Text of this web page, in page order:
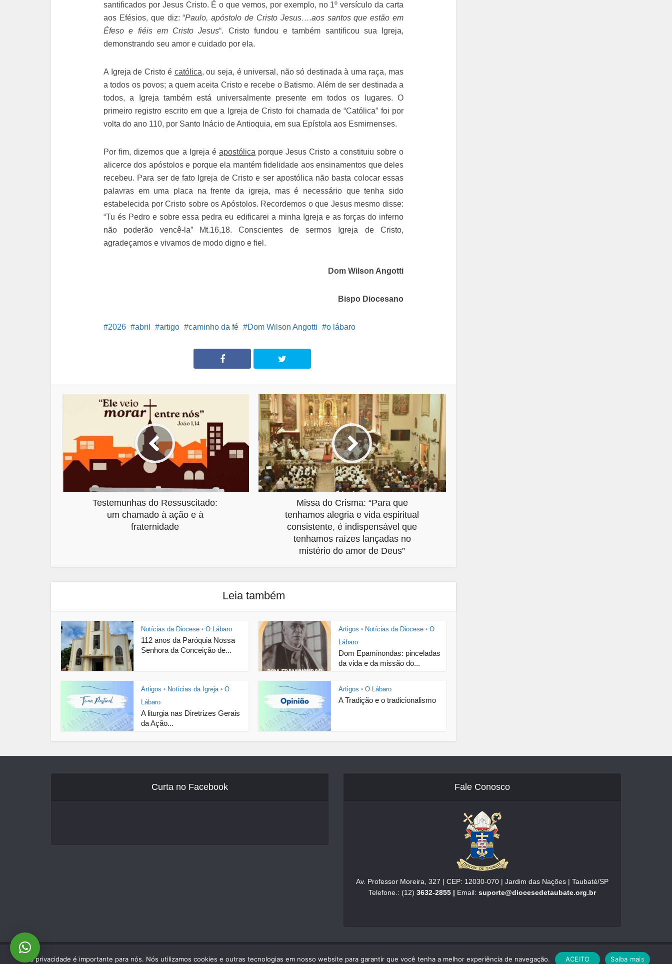
santificados por Jesus Cristo. É o que vemos, por exemplo, no 1º versículo da carta
aos Efésios, que diz: “Paulo, apóstolo de Cristo Jesus….aos santos que estão em
Éfeso e fiéis em Cristo Jesus“. Cristo fundou e também santificou sua Igreja,
demonstrando seu amor e cuidado por ela.
A Igreja de Cristo é católica, ou seja, é universal, não só destinada à uma raça, mas
a todos os povos; a quem aceita Cristo e recebe o Batismo. Além de ser destinada a
todos, a Igreja também está universalmente presente em todos os lugares. O
primeiro registro escrito em que a Igreja de Cristo foi chamada de “Católica” foi por
volta do ano 110, por Santo Inácio de Antioquia, em sua Epístola aos Esmirnenses.
Por fim, dizemos que a Igreja é apostólica porque Jesus Cristo a constituiu sobre o
alicerce dos apóstolos e porque ela mantém fidelidade aos ensinamentos que deles
recebeu. Para ser de fato Igreja de Cristo e ser apostólica não basta colocar essas
palavras em uma placa na frente da igreja, mas é necessário que tenha sido
estabelecida por Cristo sobre os Apóstolos. Recordemos o que Jesus mesmo disse:
“Tu és Pedro e sobre essa pedra eu edificarei a minha Igreja e as forças do inferno
não poderão vencê-la” Mt.16,18. Conscientes de sermos Igreja de Cristo,
agradeçamos e vivamos de modo digno e fiel.
Dom Wilson Angotti
Bispo Diocesano
2026 abril artigo caminho da fé Dom Wilson Angotti o lábaro
Testemunhas do Ressuscitado:
um chamado à ação e à
fraternidade
Missa do Crisma: “Para que
tenhamos alegria e vida espiritual
consistente, é indispensável que
tenhamos raízes lançadas no
mistério do amor de Deus”
Leia também
Notícias da Diocese • O Lábaro
112 anos da Paróquia Nossa
Senhora da Conceição de...
Artigos • Notícias da Diocese • O
Lábaro
Dom Epaminondas: pinceladas
da vida e da missão do...
Artigos • Notícias da Igreja • O
Lábaro
A liturgia nas Diretrizes Gerais
da Ação...
Artigos • O Lábaro
A Tradição e o tradicionalismo
Curta no Facebook Fale Conosco
Av. Professor Moreira, 327 | CEP: 12030-070 | Jardim das Nações | Taubaté/SP
Telefone.: (12) 3632-2855 | Email: suporte@diocesedetaubate.org.br
Sua privacidade é importante para nós. Nós utilizamos cookies e outras tecnologias em nosso website para garantir que você tenha a melhor experiência de navegação. ACEITO Saiba mais